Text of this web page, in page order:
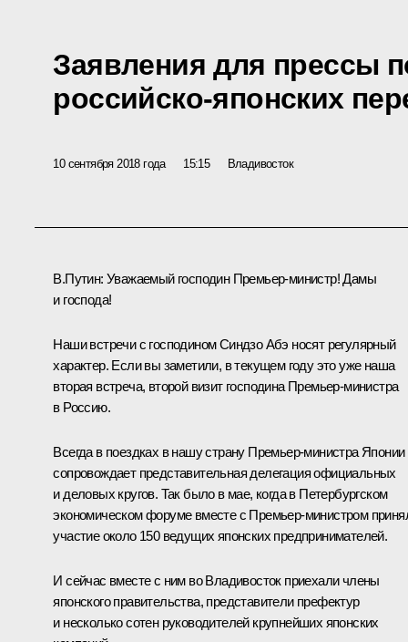
Заявления для прессы
российско-японских
10 сентября 2018 года 15:15 Владивосток
В.Путин: Уважаемый господин Премьер-министр! Дамы
и господа!
Наши встречи с господином Синдзо Абэ носят регулярный
характер. Если вы заметили, в текущем году это уже наша
вторая встреча, второй визит господина Премьер-министра
в Россию.
Всегда в поездках в нашу страну Премьер-министра Японии
сопровождает представительная делегация официальных
и деловых кругов. Так было в мае, когда в Петербургском
экономическом форуме вместе с Премьер-министром
участие около 150 ведущих японских предпринимателей.
И сейчас вместе с ним во Владивосток приехали члены
японского правительства, представители префектур
и несколько сотен руководителей крупнейших японских